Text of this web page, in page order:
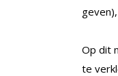
Op dit
te